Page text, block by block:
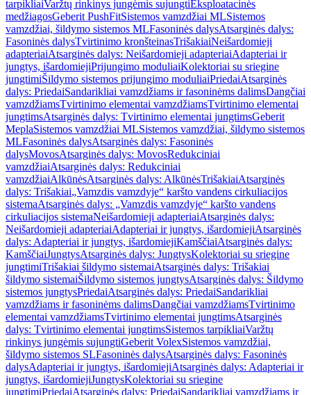
tarpikliaiVaržtų rinkinys jungėmis sujungtiEksploatacinės
medžiagosGeberit PushFitSistemos vamzdžiai MLSistemos
vamzdžiai, šildymo sistemos MLFasoninės dalysAtsarginės dalys:
Fasoninės dalysTvirtinimo kronšteinasTrišakiaiNeišardomieji
adapteriaiAtsarginės dalys: Neišardomieji adapteriaiAdapteriai ir
jungtys, išardomiejiPrijungimo moduliaiKolektoriai su sriegine
jungtimiŠildymo sistemos prijungimo moduliaiPriedaiAtsarginės
dalys: PriedaiSandarikliai vamzdžiams ir fasoninėms dalimsDangčiai
vamzdžiamsTvirtinimo elementai vamzdžiamsTvirtinimo elementai
jungtimsAtsarginės dalys: Tvirtinimo elementai jungtimsGeberit
MeplaSistemos vamzdžiai MLSistemos vamzdžiai, šildymo sistemos
MLFasoninės dalysAtsarginės dalys: Fasoninės
dalysMovosAtsarginės dalys: MovosRedukciniai
vamzdžiaiAtsarginės dalys: Redukciniai
vamzdžiaiAlkūnėsAtsarginės dalys: AlkūnėsTrišakiaiAtsarginės
dalys: Trišakiai„Vamzdis vamzdyje“ karšto vandens cirkuliacijos
sistemaAtsarginės dalys: „Vamzdis vamzdyje“ karšto vandens
cirkuliacijos sistemaNeišardomieji adapteriaiAtsarginės dalys:
Neišardomieji adapteriaiAdapteriai ir jungtys, išardomiejiAtsarginės
dalys: Adapteriai ir jungtys, išardomiejiKamščiaiAtsarginės dalys:
KamščiaiJungtysAtsarginės dalys: JungtysKolektoriai su sriegine
jungtimiTrišakiai šildymo sistemaiAtsarginės dalys: Trišakiai
šildymo sistemaiŠildymo sistemos jungtysAtsarginės dalys: Šildymo
sistemos jungtysPriedaiAtsarginės dalys: PriedaiSandarikliai
vamzdžiams ir fasoninėms dalimsDangčiai vamzdžiamsTvirtinimo
elementai vamzdžiamsTvirtinimo elementai jungtimsAtsarginės
dalys: Tvirtinimo elementai jungtimsSistemos tarpikliaiVaržtų
rinkinys jungėmis sujungtiGeberit VolexSistemos vamzdžiai,
šildymo sistemos SLFasoninės dalysAtsarginės dalys: Fasoninės
dalysAdapteriai ir jungtys, išardomiejiAtsarginės dalys: Adapteriai ir
jungtys, išardomiejiJungtysKolektoriai su sriegine
jungtimiPriedaiAtsarginės dalys: PriedaiSandarikliai vamzdžiams ir